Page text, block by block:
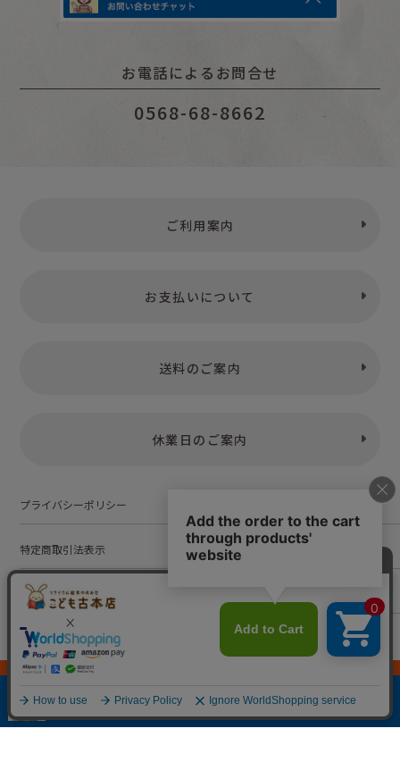
お電話によるお問合せ
0568-68-8662
ご利用案内
お支払いについて
送料のご案内
休業日のご案内
プライバシーポリシー
特定商取引法表示
お問い合わせ
© Kodomofuruhonten. all rights reserved.